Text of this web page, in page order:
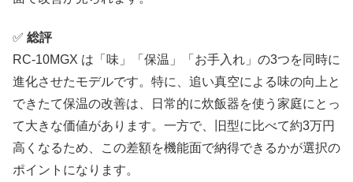
✅ 総評
RC-10MGX は「味」「保温」「お手入れ」の3つを同時に
進化させたモデルです。特に、追い真空による味の向上と
できたて保温の改善は、日常的に炊飯器を使う家庭にとっ
て大きな価値があります。一方で、旧型に比べて約3万円
高くなるため、この差額を機能面で納得できるかが選択の
ポイントになります。